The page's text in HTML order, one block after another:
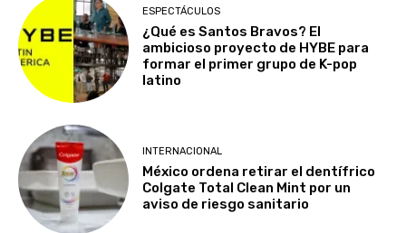
ESPECTÁCULOS
¿Qué es Santos Bravos? El
ambicioso proyecto de HYBE para
formar el primer grupo de K-pop
latino
INTERNACIONAL
México ordena retirar el dentífrico
Colgate Total Clean Mint por un
aviso de riesgo sanitario